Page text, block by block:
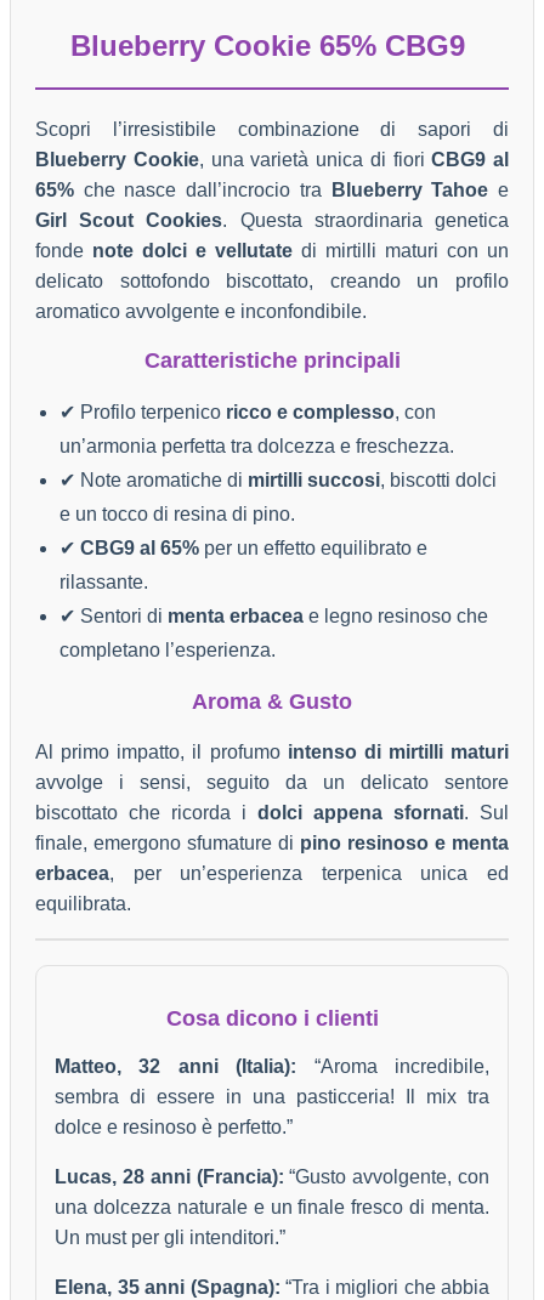
Blueberry Cookie 65% CBG9
Scopri l’irresistibile combinazione di sapori di
Blueberry Cookie, una varietà unica di fioriCBG9 al
65% che nasce dall’incrocio tra Blueberry Tahoe e
Girl Scout Cookies. Questa straordinaria genetica
fonde note dolci e vellutate di mirtilli maturi con un
delicato sottofondo biscottato, creando un profilo
aromatico avvolgente e inconfondibile.
Caratteristiche principali
✔ Profilo terpenico ricco e complesso, con
un’armonia perfetta tra dolcezza e freschezza.
✔ Note aromatiche di mirtilli succosi, biscotti dolci
e un tocco di resina di pino.
✔ CBG9 al 65% per un effetto equilibrato e
rilassante.
✔ Sentori di menta erbacea e legno resinoso che
completano l’esperienza.
Aroma & Gusto
Al primo impatto, il profumo intenso di mirtilli maturi
avvolge i sensi, seguito da un delicato sentore
biscottato che ricorda i dolci appena sfornati. Sul
finale, emergono sfumature di pino resinoso e menta
erbacea, per un’esperienza terpenica unica ed
equilibrata.
Cosa dicono i clienti
Matteo, 32 anni (Italia): “Aroma incredibile,
sembra di essere in una pasticceria! Il mix tra
dolce e resinoso è perfetto.”
Lucas, 28 anni (Francia): “Gusto avvolgente, con
una dolcezza naturale e un finale fresco di menta.
Un must per gli intenditori.”
Elena, 35 anni (Spagna): “Tra i migliori che abbia